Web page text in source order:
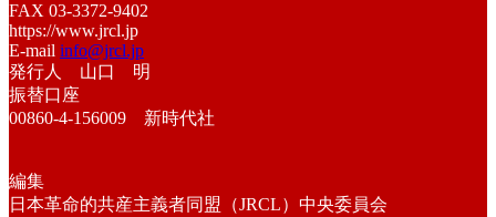
FAX 03-3372-9402
https://www.jrcl.jp
E-mail info@jrcl.jp
発行人 山口 明
振替口座
00860-4-156009 新時代社
編集
日本革命的共産主義者同盟（JRCL）中央委員会